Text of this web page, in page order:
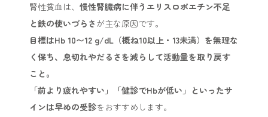
腎性貧血は、慢性腎臓病に伴うエリスロポエチン不足
と鉄の使いづらさ が主な原因です。
目標はHb 10〜12 g/dL（概ね10以上・13未満）を無理な
く保ち、息切れやだるさを減らして活動量を取り戻す
こと。
「前より疲れやすい」「健診でHbが低い」といったサ
インは早めの受診をおすすめします。